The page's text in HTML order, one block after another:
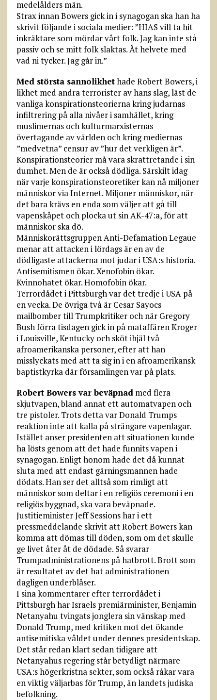
medelålders män.
Strax innan Bowers gick in i synagogan ska han ha
skrivit följande i sociala medier: ”HIAS vill ta hit
inkräktare som mördar vårt folk. Jag kan inte stå
passiv och se mitt folk slaktas. Åt helvete med
vad ni tycker. Jag går in.”
Med största sannolikhethade Robert Bowers, i
likhet med andra terrorister av hans slag, läst de
vanliga konspirationsteorierna kring judarnas
infiltrering på alla nivåer i samhället, kring
muslimernas och kulturmarxisternas
övertagande av världen och kring mediernas
”medvetna” censur av ”hur det verkligen är”.
Konspirationsteorier må vara skrattretande i sin
dumhet. Men de är också dödliga. Särskilt idag
när varje konspirationsteoretiker kan nå miljoner
människor via Internet. Miljoner människor, när
det bara krävs en enda som väljer att gå till
vapenskåpet och plocka ut sin AK-47:a, för att
människor ska dö.
Människorättsgruppen Anti-Defamation Legaue
menar att attacken i lördags är en av de
dödligaste attackerna mot judar i USA:s historia.
Antisemitismen ökar. Xenofobin ökar.
Kvinnohatet ökar. Homofobin ökar.
Terrordådet i Pittsburgh var det tredje i USA på
en vecka. De övriga två är Cesar Sayocs
mailbomber till Trumpkritiker och när Gregory
Bush förra tisdagen gick in på mataffären Kroger
i Louisville, Kentucky och sköt ihjäl två
afroamerikanska personer, efter att han
misslyckats med att ta sig in i en afroamerikansk
baptistkyrka där församlingen var på plats.
Robert Bowers var beväpnadmed flera
skjutvapen, bland annat ett automatvapen och
tre pistoler. Trots detta var Donald Trumps
reaktion inte att kalla på strängare vapenlagar.
Istället anser presidenten att situationen kunde
ha lösts genom att det hade funnits vapen i
synagogan. Enligt honom hade det då kunnat
sluta med att endast gärningsmannen hade
dödats. Han ser det alltså som rimligt att
människor som deltar i en religiös ceremoni i en
religiös byggnad, ska vara beväpnade.
Justitieminister Jeff Sessions har i ett
pressmeddelande skrivit att Robert Bowers kan
komma att dömas till döden, som om det skulle
ge livet åter åt de dödade. Så svarar
Trumpadministrationens på hatbrott. Brott som
är resultatet av det hat administrationen
dagligen underblåser.
I sina kommentarer efter terrordådet i
Pittsburgh har Israels premiärminister, Benjamin
Netanyahu tvingats jonglera sin vänskap med
Donald Trump, med kritiken mot det ökande
antisemitiska våldet under dennes presidentskap.
Det står redan klart sedan tidigare att
Netanyahus regering står betydligt närmare
USA:s högerkristna sekter, som också råkar vara
en viktig väljarbas för Trump, än landets judiska
befolkning.